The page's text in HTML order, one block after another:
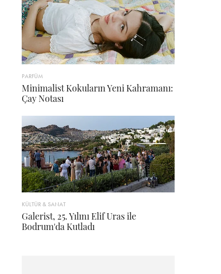
PARFÜM
Minimalist Kokuların Yeni Kahramanı:
Çay Notası
KÜLTÜR & SANAT
Galerist, 25. Yılını Elif Uras ile
Bodrum'da Kutladı